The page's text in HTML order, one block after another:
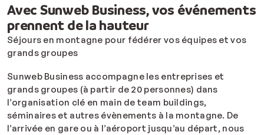
Avec Sunweb Business, vos événements
prennent de la hauteur
Séjours en montagne pour fédérer vos équipes et vos
grands groupes
Sunweb Business accompagne les entreprises et
grands groupes (à partir de 20 personnes) dans
l’organisation clé en main de team buildings,
séminaires et autres évènements à la montagne. De
l’arrivée en gare ou à l’aéroport jusqu’au départ, nous